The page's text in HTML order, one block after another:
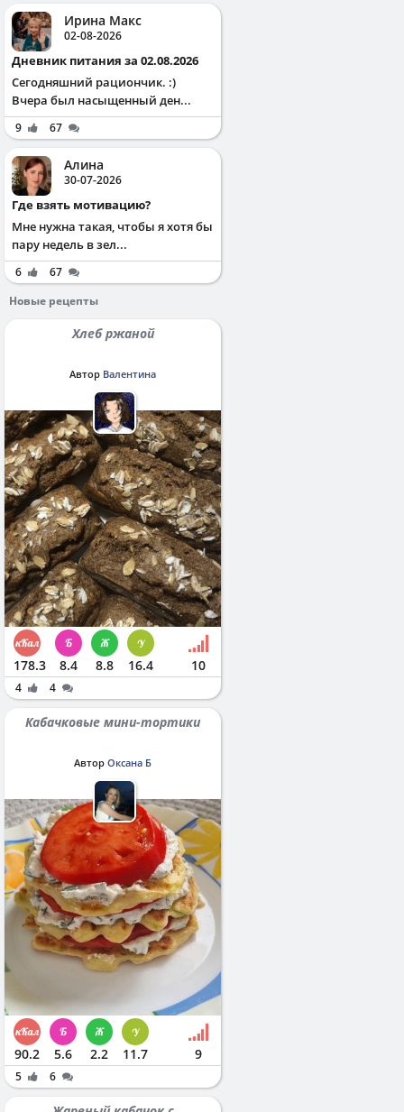
Ирина Макс
02-08-2026
Дневник питания за 02.08.2026
Сегодняшний рациончик. :)
Вчера был насыщенный ден...
9 67
Алина
30-07-2026
Где взять мотивацию?
Мне нужна такая, чтобы я хотя бы
пару недель в зел...
6
67
Новые рецепты
Хлеб ржаной
Автор Валентина
178.3 8.4 8.8 16.4 10
4 4
Кабачковые мини-тортики
Автор Оксана Б
90.2 5.6 2.2 11.7 9
5 6